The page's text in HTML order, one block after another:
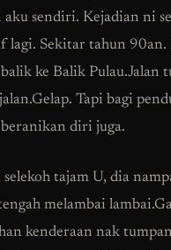
aku sendiri. Kejadian ni
lagi. Sekitar tahun 90an.
ke Balik Pulau.Jalan
Tapi bagi
diri juga.
selekoh tajam U, dia
melambai
kenderaan nak